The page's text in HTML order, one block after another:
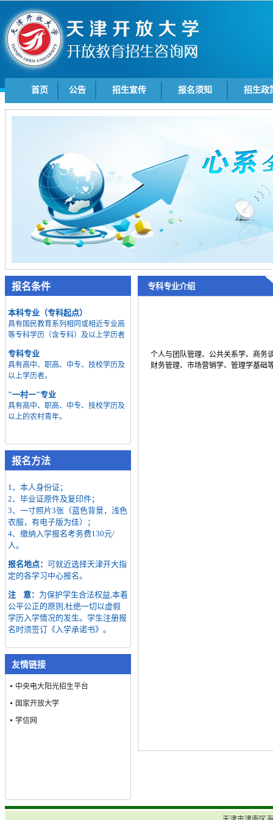
首页 公告 招生宣传 报名须知 招生政
报名条件
本科专业（专科起点）
具有国民教育系列相同或相近专业高
等专科学历（含专科）及以上学历者
专科专业
具有高中、职高、中专、技校学历及
以上学历者。
"一村一"专业
具有高中、职高、中专、技校学历及
以上的农村青年。
报名方法
1、本人身份证；
2、毕业证原件及复印件；
3、一寸照片3张（蓝色背景，浅色
衣服，有电子版为佳）；
4、缴纳入学报名考务费130元/
人。
报名地点： 可就近选择天津开大指
定的各学习中心报名。
注 意： 为保护学生合法权益,本着
公平公正的原则,杜绝一切以虚假
学历入学情况的发生。学生注册报
名时须签订《入学承诺书》。
友情链接
中央电大阳光招生平台
国家开放大学
学信网
专科专业介绍
个人与团队管理、公共关系学、商务
财务管理、市场营销学、管理学基础